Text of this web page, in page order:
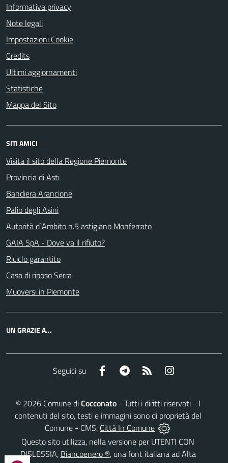
Informativa privacy
Note legali
Impostazioni Cookie
Credits
Ultimi aggiornamenti
Statistiche
Mappa del Sito
SITI AMICI
Visita il sito della Regione Piemonte
Provincia di Asti
Bandiera Arancione
Palio degli Asini
Autorità d`Ambito n.5 astigiano Monferrato
GAIA SpA - Dove va il rifiuto?
Riciclo garantito
Casa di riposo Serra
Muoversi in Piemonte
UN GRAZIE A...
Seguici su Facebook Telegram RSS
© 2026Comune diCocconato- Tutti i diritti riservati - I
contenuti del sito, testi e immagini sono di proprietà del
Comune - CMS: Città In Comune
Questo sito utilizza, nella versione per UTENTI CON
DISLESSIA, Biancoenero ®, una font italiana ad Alta